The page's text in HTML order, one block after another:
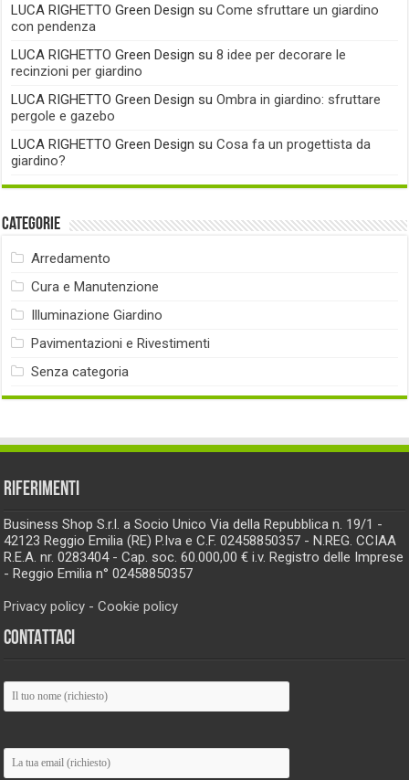
LUCA RIGHETTO Green Design suCome sfruttare un giardino
con pendenza
LUCA RIGHETTO Green Design su8 idee per decorare le
recinzioni per giardino
LUCA RIGHETTO Green Design suOmbra in giardino: sfruttare
pergole e gazebo
LUCA RIGHETTO Green Design suCosa fa un progettista da
giardino?
Categorie
Arredamento
Cura e Manutenzione
Illuminazione Giardino
Pavimentazioni e Rivestimenti
Senza categoria
RIFERIMENTI
Business Shop S.r.l. a Socio Unico Via della Repubblica n. 19/1 -
42123 Reggio Emilia (RE) P.Iva e C.F. 02458850357 - N.REG. CCIAA
R.E.A. nr. 0283404 - Cap. soc. 60.000,00 € i.v. Registro delle Imprese
- Reggio Emilia n° 02458850357
Privacy policy -Cookie policy
CONTATTACI